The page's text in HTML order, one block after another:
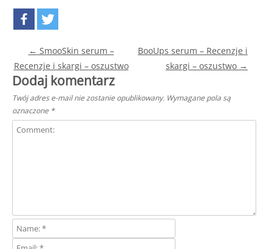
Post navigation
← SmooSkin serum –
Recenzje i skargi – oszustwo
BooUps serum – Recenzje i
skargi – oszustwo →
Dodaj komentarz
Twój adres e-mail nie zostanie opublikowany. Wymagane pola są
oznaczone *